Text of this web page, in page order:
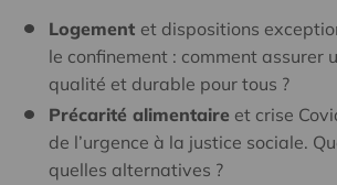
Logement et dispositions
le confinement : comment assurer
qualité et durable pour tous ?
Précarité alimentaire et crise
de l’urgence à la justice sociale.
quelles alternatives ?